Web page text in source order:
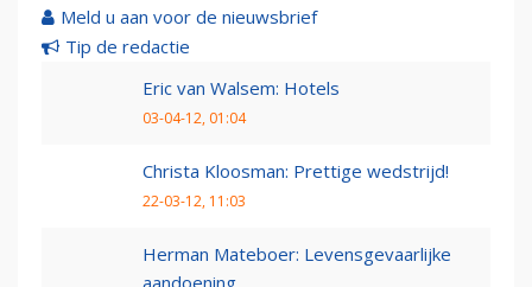
Meld u aan voor de nieuwsbrief
Tip de redactie
Eric van Walsem: Hotels
03-04-12, 01:04
Christa Kloosman: Prettige wedstrijd!
22-03-12, 11:03
Herman Mateboer: Levensgevaarlijke
aandoening